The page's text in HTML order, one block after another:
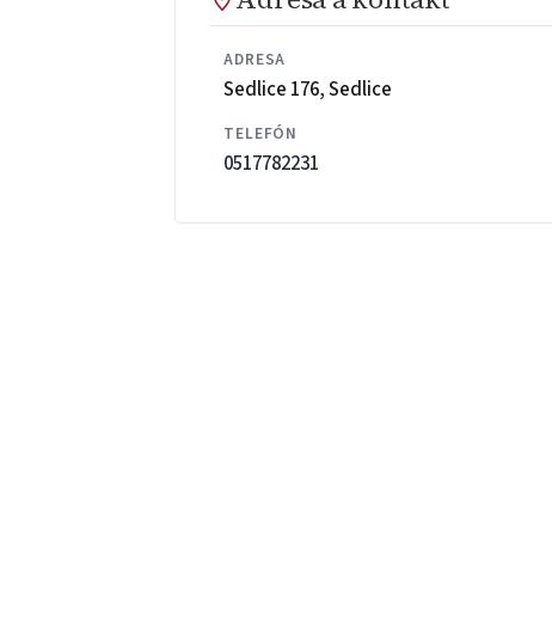
ADRESA
Sedlice 176, Sedlice
TELEFÓN
0517782231